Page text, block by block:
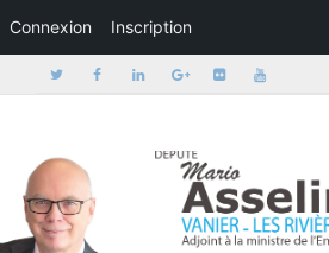
Connexion Inscription